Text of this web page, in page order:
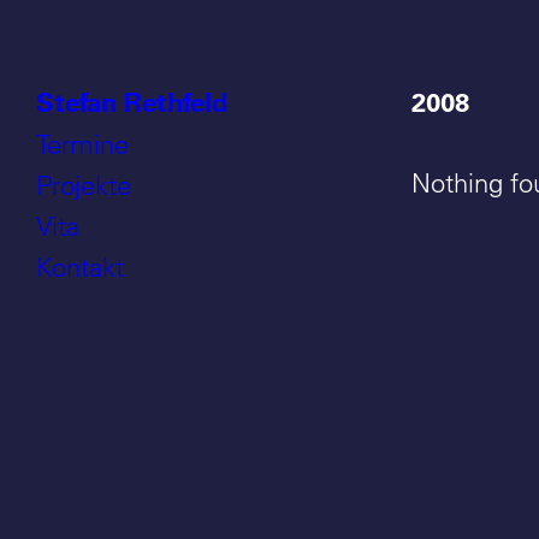
Stefan Rethfeld
Termine
Projekte
Vita
Kontakt
2008
Nothing